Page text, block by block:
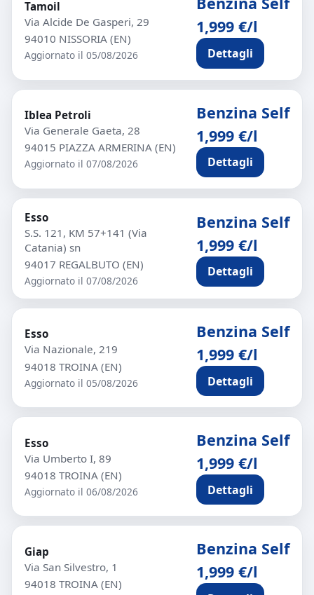
Tamoil
Via Alcide De Gasperi, 29
94010 NISSORIA (EN)
Aggiornato il 05/08/2026
1,999 €/l
Dettagli
Iblea Petroli
Via Generale Gaeta, 28
94015 PIAZZA ARMERINA (EN)
Aggiornato il 07/08/2026
Benzina Self
1,999 €/l
Dettagli
Esso
S.S. 121, KM 57+141 (Via
Catania) sn
94017 REGALBUTO (EN)
Aggiornato il 07/08/2026
Benzina Self
1,999 €/l
Dettagli
Esso
Via Nazionale, 219
94018 TROINA (EN)
Aggiornato il 05/08/2026
Benzina Self
1,999 €/l
Dettagli
Esso
Via Umberto I, 89
94018 TROINA (EN)
Aggiornato il 06/08/2026
Benzina Self
1,999 €/l
Dettagli
Giap
Via San Silvestro, 1
94018 TROINA (EN)
Benzina Self
1,999 €/l